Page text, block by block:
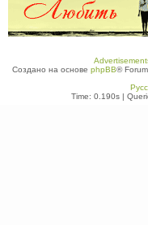
Создано на основе phpBB®
Time: 0.190s|